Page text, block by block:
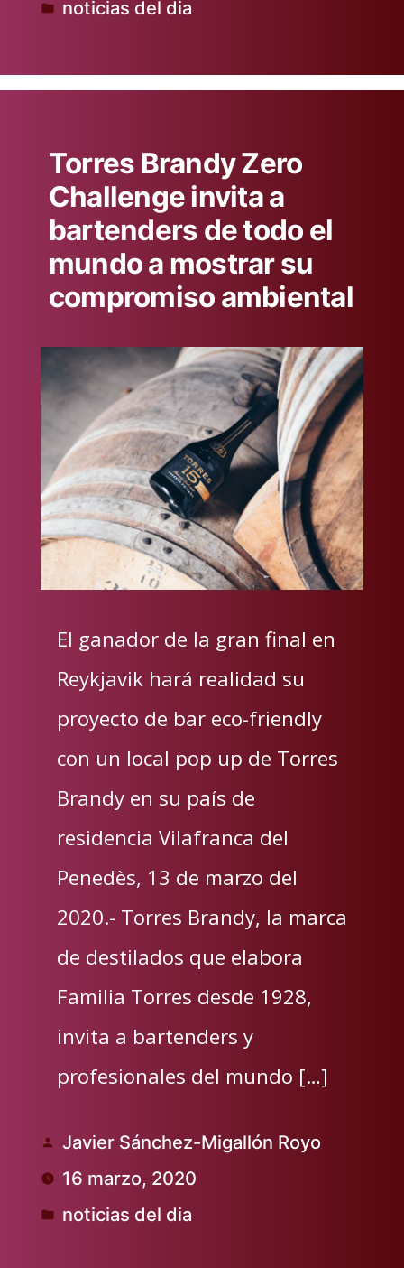
porPublicado
noticias del dia
Torres Brandy Zero
Challenge invita a
bartenders de todo el
mundo a mostrar su
compromiso ambiental
El ganador de la gran final en
Reykjavik hará realidad su
proyecto de bar eco-friendly
con un local pop up de Torres
Brandy en su país de
residencia Vilafranca del
Penedès, 13 de marzo del
2020.- Torres Brandy, la marca
de destilados que elabora
Familia Torres desde 1928,
invita a bartenders y
profesionales del mundo […]
Publicado
por
Javier Sánchez-Migallón Royo
16 marzo, 2020
Publicado
noticias del dia